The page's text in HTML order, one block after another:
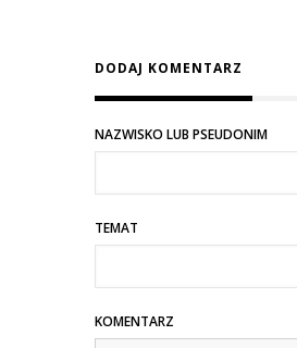
DODAJ KOMENTARZ
NAZWISKO LUB PSEUDONIM
TEMAT
KOMENTARZ